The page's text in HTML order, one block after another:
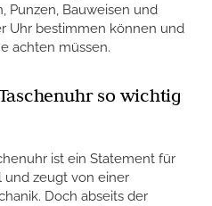
Punzen, Bauweisen und
Uhr bestimmen können und
achten müssen.
so wichtig
ist ein Statement für
und zeugt von einer
Doch abseits der